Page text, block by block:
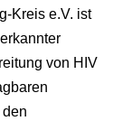
Kreis e.V. ist
von HIV